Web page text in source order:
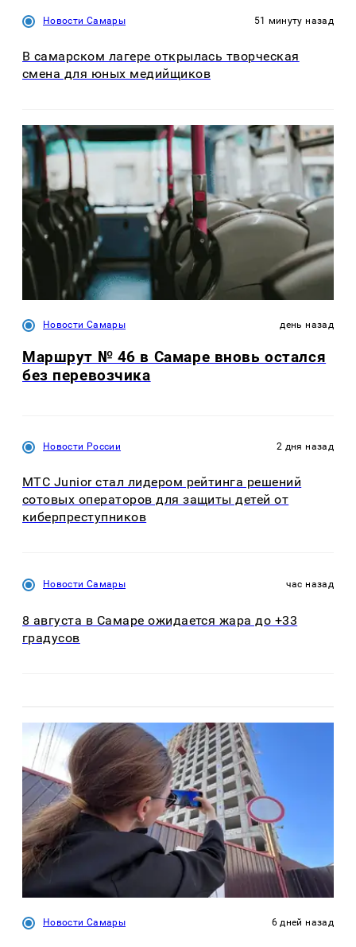
Новости Самары 51 минуту назад
В самарском лагере открылась творческая
смена для юных медийщиков
Новости Самары день назад
Маршрут № 46 в Самаре вновь остался
без перевозчика
Новости России 2 дня назад
МТС Junior стал лидером рейтинга решений
сотовых операторов для защиты детей от
киберпреступников
Новости Самары час назад
8 августа в Самаре ожидается жара до +33
градусов
Новости Самары 6 дней назад